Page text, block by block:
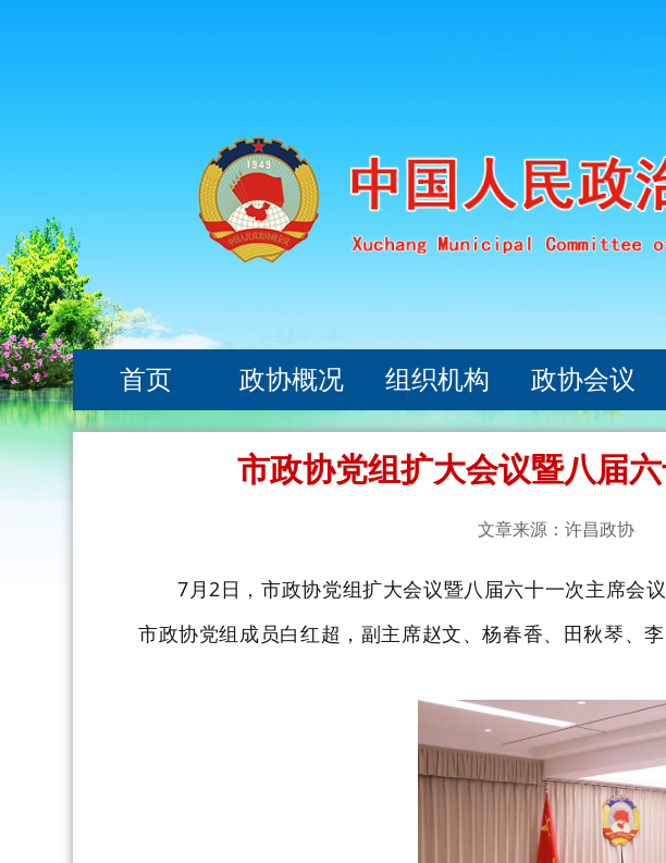
首页 政协概况 组织机构 政协会议
市政协党组扩大会议暨八届
文章来源：许昌政协
7月2日，市政协党组扩大会议暨八届六十一次主席会
市政协党组成员白红超，副主席赵文、杨春香、田秋琴、李